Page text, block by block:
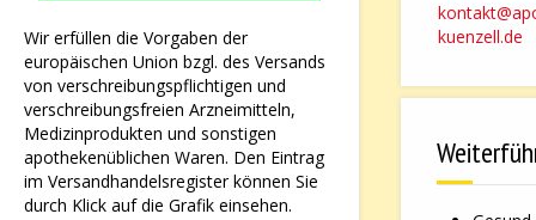
Wir erfüllen die Vorgaben der
europäischen Union bzgl. des Versands
von verschreibungspflichtigen und
verschreibungsfreien Arzneimitteln,
Medizinprodukten und sonstigen
apothekenüblichen Waren. Den Eintrag
im Versandhandelsregister können Sie
durch Klick auf die Grafik einsehen.
kuenzell.de